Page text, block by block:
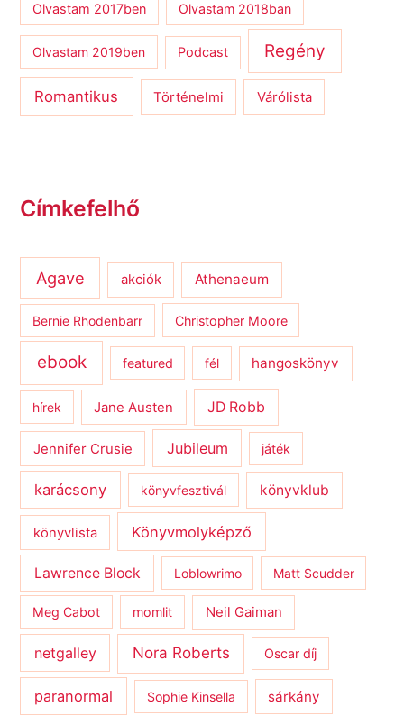
Olvastam 2017ben Olvastam 2018ban
Olvastam 2019ben Podcast Regény
Romantikus Történelmi Várólista
Címkefelhő
Agave akciók Athenaeum
Bernie Rhodenbarr Christopher Moore
ebook featured fél hangoskönyv
hírek Jane Austen JD Robb
Jennifer Crusie Jubileum játék
karácsony könyvfesztivál könyvklub
könyvlista Könyvmolyképző
Lawrence Block Loblowrimo Matt Scudder
Meg Cabot momlit Neil Gaiman
netgalley Nora Roberts Oscar díj
paranormal Sophie Kinsella sárkány